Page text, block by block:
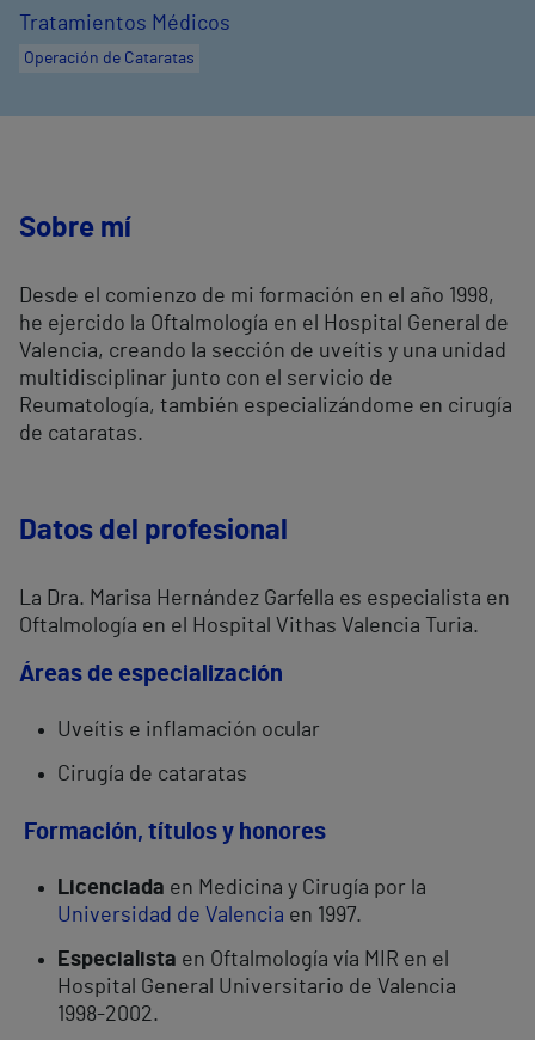
Tratamientos Médicos
Operación de Cataratas
Sobre mí
Desde el comienzo de mi formación en el año 1998,
he ejercido la Oftalmología en el Hospital General de
Valencia, creando la sección de uveítis y una unidad
multidisciplinar junto con el servicio de
Reumatología, también especializándome en cirugía
de cataratas.
Datos del profesional
La Dra. Marisa Hernández Garfella es especialista en
Oftalmología en el Hospital Vithas Valencia Turia.
Áreas de especialización
Uveítis e inflamación ocular
Cirugía de cataratas
Formación, títulos y honores
Licenciada en Medicina y Cirugía por la
Universidad de Valencia en 1997.
Especialista en Oftalmología vía MIR en el
Hospital General Universitario de Valencia
1998-2002.